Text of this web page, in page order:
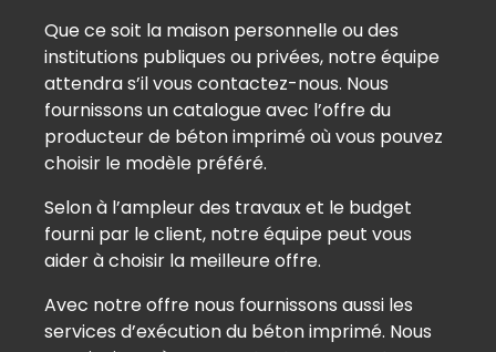
Que ce soit la maison personnelle ou des
institutions publiques ou privées, notre équipe
attendra s’il vous contactez-nous. Nous
fournissons un catalogue avec l’offre du
producteur de béton imprimé où vous pouvez
choisir le modèle préféré.
Selon à l’ampleur des travaux et le budget
fourni par le client, notre équipe peut vous
aider à choisir la meilleure offre.
Avec notre offre nous fournissons aussi les
services d’exécution du béton imprimé. Nous